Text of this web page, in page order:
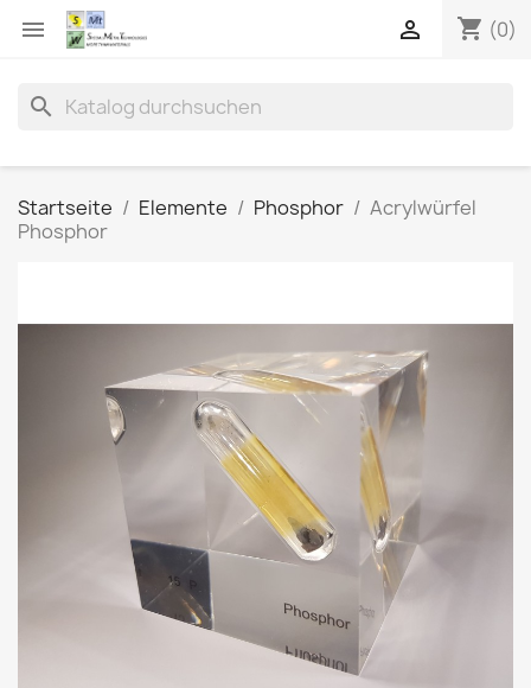
 shopping_cart (0)

search
Startseite Elemente Phosphor
Acrylwürfel
Phosphor